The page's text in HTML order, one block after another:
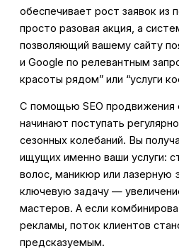
обеспечивает рост заявок из
просто разовая акция, а
позволяющий вашему сайту
и Google по релевантным
красоты рядом” или “услуги
С помощью SEO продвижения
начинают поступать
сезонных колебаний. Вы
ищущих именно ваши услуги:
волос, маникюр или лазерную
ключевую задачу —
мастеров. А если
рекламы, поток клиентов
предсказуемым.